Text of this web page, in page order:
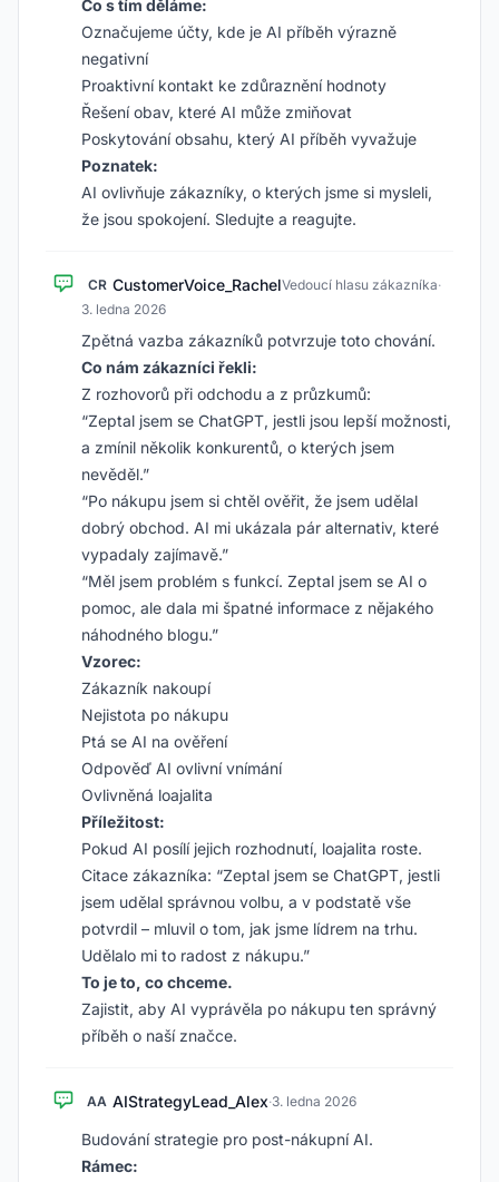
Co s tím děláme:
Označujeme účty, kde je AI příběh výrazně
negativní
Proaktivní kontakt ke zdůraznění hodnoty
Řešení obav, které AI může zmiňovat
Poskytování obsahu, který AI příběh vyvažuje
Poznatek:
AI ovlivňuje zákazníky, o kterých jsme si mysleli,
že jsou spokojení. Sledujte a reagujte.
CR CustomerVoice_RachelVedoucí hlasu zákazníka·
3. ledna 2026
Zpětná vazba zákazníků potvrzuje toto chování.
Co nám zákazníci řekli:
Z rozhovorů při odchodu a z průzkumů:
“Zeptal jsem se ChatGPT, jestli jsou lepší možnosti,
a zmínil několik konkurentů, o kterých jsem
nevěděl.”
“Po nákupu jsem si chtěl ověřit, že jsem udělal
dobrý obchod. AI mi ukázala pár alternativ, které
vypadaly zajímavě.”
“Měl jsem problém s funkcí. Zeptal jsem se AI o
pomoc, ale dala mi špatné informace z nějakého
náhodného blogu.”
Vzorec:
Zákazník nakoupí
Nejistota po nákupu
Ptá se AI na ověření
Odpověď AI ovlivní vnímání
Ovlivněná loajalita
Příležitost:
Pokud AI posílí jejich rozhodnutí, loajalita roste.
Citace zákazníka: “Zeptal jsem se ChatGPT, jestli
jsem udělal správnou volbu, a v podstatě vše
potvrdil – mluvil o tom, jak jsme lídrem na trhu.
Udělalo mi to radost z nákupu.”
To je to, co chceme.
Zajistit, aby AI vyprávěla po nákupu ten správný
příběh o naší značce.
AA AIStrategyLead_Alex·3. ledna 2026
Budování strategie pro post-nákupní AI.
Rámec: